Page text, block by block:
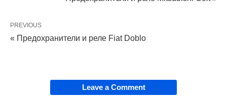
PREVIOUS
« Предохранители и реле Fiat Doblo
Leave a Comment